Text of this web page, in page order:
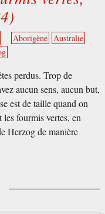
Aborigène Australie
perdus. Trop de
aucun sens, aucun but,
est de taille quand on
fourmis vertes, en
Herzog de manière